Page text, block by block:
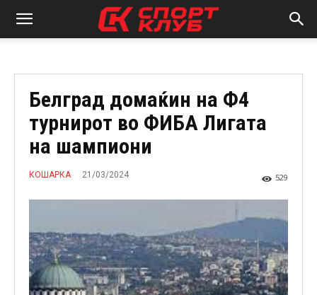
Белград домаќин на Ф4
турнирот во ФИБА Лигата
на шампиони
КОШАРКА 21/03/2024 529